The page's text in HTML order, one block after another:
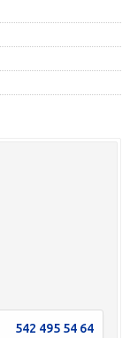
542 495 54 64